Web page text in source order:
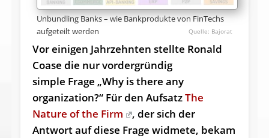
Unbundling Banks – wie Bankprodukte von FinTechs
aufgeteilt werden
Bajorat
Vor einigen Jahrzehnten stellte Ronald
Coase die nur vordergründig
simple Frage „Why is there any
organization?“ Für den AufsatzThe
Nature of the Firm
, der sich der
Antwort auf diese Frage widmete, bekam